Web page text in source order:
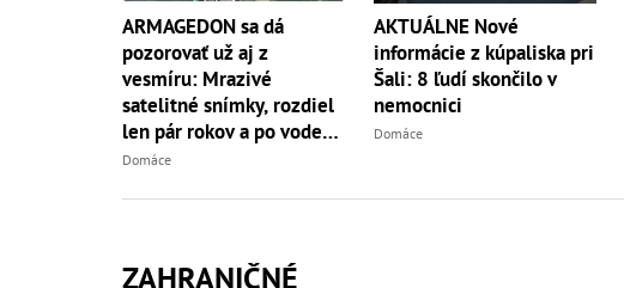
ARMAGEDON sa dá
pozorovať už aj z
vesmíru: Mrazivé
satelitné snímky, rozdiel
len pár rokov a po vode
ani stopy!
Domáce
AKTUÁLNE Nové
informácie z kúpaliska pri
Šali: 8 ľudí skončilo v
nemocnici
Domáce
ZAHRANIČNÉ